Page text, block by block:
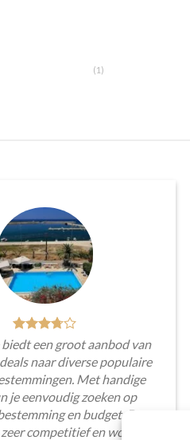
(1)
een groot aanbod van
naar diverse populaire
Met handige
je eenvoudig zoeken op
en budget. De
competitief en worden